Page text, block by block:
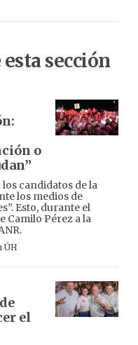
sección
o
candidatos de la
los medios de
Esto, durante el
Camilo Pérez a la
ÚH
el